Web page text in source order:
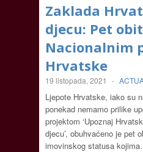
Zaklada
djecu: Pet
Nacionalnim
Hrvatske
19 listopada, 2021 -
Ljepote Hrvatske, iako su
ponekad nemamo prilike
projektom ‘Upoznaj
djecu’, obuhvaćeno je pet
imovinskog statusa